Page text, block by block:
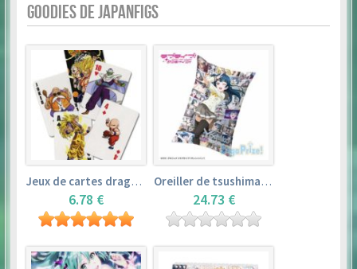
GOODIES DE JAPANFIGS
Jeux de cartes dragon ball
6.78 €
Oreiller de tsushima yoshiko (35cm×53cm) – love live! sunshine!!
24.73 €